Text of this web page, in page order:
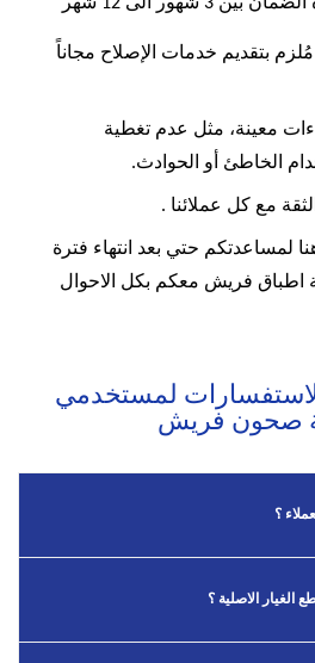
بتقديم خدمات الإصلاح مجاناً
معينة، مثل عدم تغطية
الخاطئ أو الحوادث.
مع كل عملائنا .
لمساعدتكم حتي بعد انتهاء فترة
اطباق فريش معكم بكل الاحوال
لمستخدمي
صحون فريش
؟
الغيار الاصلية ؟